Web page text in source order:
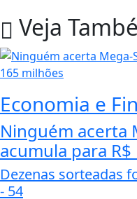
Veja
Economia e
Ninguém acerta
acumula para
Dezenas sorteadas
- 54